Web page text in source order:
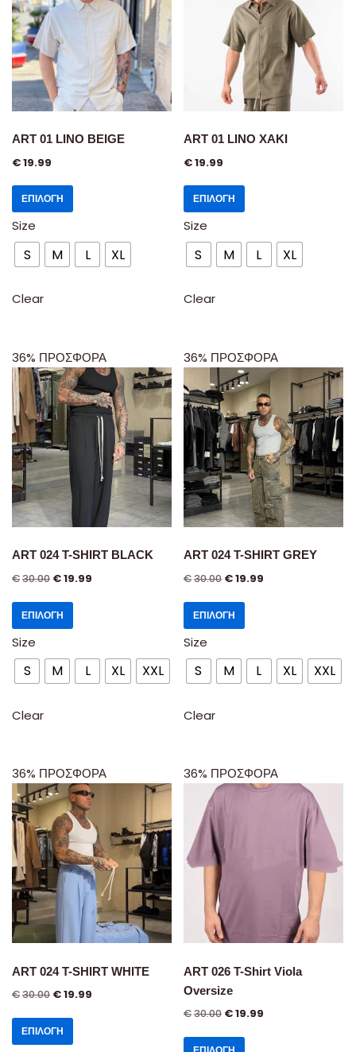
ART 01 LINO BEIGE
€19.99
ΕΠΙΛΟΓΉ
Size
S M L XL
Clear
ART 01 LINO XAKI
€19.99
ΕΠΙΛΟΓΉ
Size
S M L XL
Clear
36% ΠΡΟΣΦΟΡΑ
ART 024 T-SHIRT BLACK
€30.00 €19.99
ΕΠΙΛΟΓΉ
Size
S M L XL XXL
Clear
36% ΠΡΟΣΦΟΡΑ
ART 024 T-SHIRT GREY
€30.00 €19.99
ΕΠΙΛΟΓΉ
Size
S M L XL XXL
Clear
36% ΠΡΟΣΦΟΡΑ
ART 024 T-SHIRT WHITE
€30.00 €19.99
ΕΠΙΛΟΓΉ
36% ΠΡΟΣΦΟΡΑ
ART 026 T-Shirt Viola
Oversize
€30.00 €19.99